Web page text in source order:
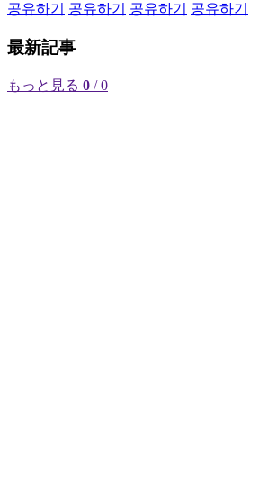
공유하기
공유하기 공유하기 공유하기
最新記事
もっと見る 0 / 0